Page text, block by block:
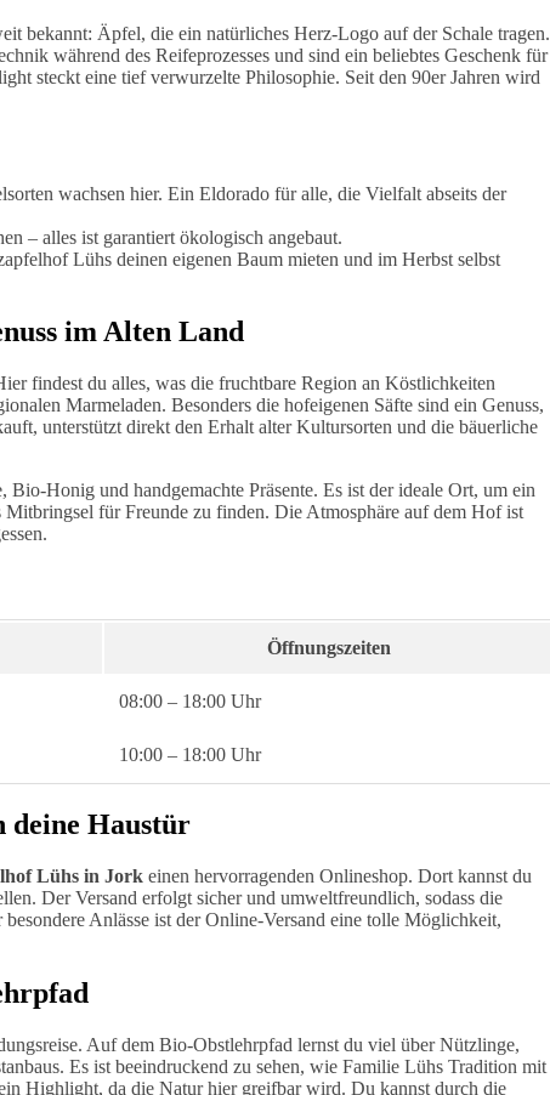
bekannt: Äpfel, die ein natürliches Herz-Logo auf der Schale tragen.
während des Reifeprozesses und sind ein beliebtes Geschenk für
steckt eine tief verwurzelte Philosophie. Seit den 90er Jahren wird
wachsen hier. Ein Eldorado für alle, die Vielfalt abseits der
– alles ist garantiert ökologisch angebaut.
Lühs deinen eigenen Baum mieten und im Herbst selbst
im Alten Land
findest du alles, was die fruchtbare Region an Köstlichkeiten
Marmeladen. Besonders die hofeigenen Säfte sind ein Genuss,
unterstützt direkt den Erhalt alter Kultursorten und die bäuerliche
Honig und handgemachte Präsente. Es ist der ideale Ort, um ein
für Freunde zu finden. Die Atmosphäre auf dem Hof ist
Öffnungszeiten
08:00 – 18:00 Uhr
10:00 – 18:00 Uhr
deine Haustür
Lühs in Jork einen hervorragenden Onlineshop. Dort kannst du
Der Versand erfolgt sicher und umweltfreundlich, sodass die
Anlässe ist der Online-Versand eine tolle Möglichkeit,
Auf dem Bio-Obstlehrpfad lernst du viel über Nützlinge,
Es ist beeindruckend zu sehen, wie Familie Lühs Tradition mit
Highlight, da die Natur hier greifbar wird. Du kannst durch die